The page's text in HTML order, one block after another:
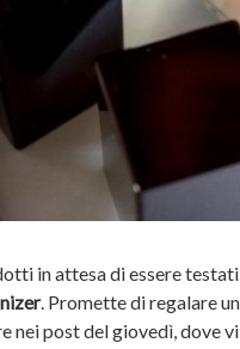
in attesa di essere
. Promette di regalare
nei post del giovedì, dove